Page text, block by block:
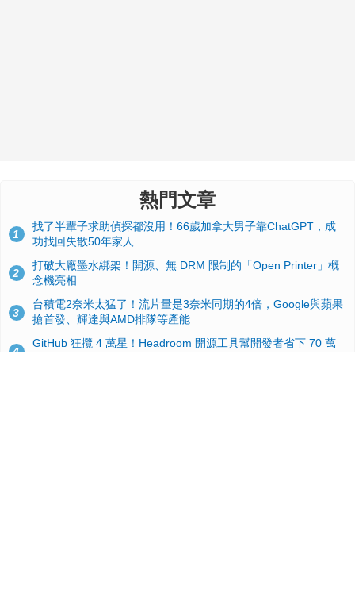
熱門文章
1
找了半輩子求助偵探都沒用！66歲加拿大男子靠ChatGPT，成
功找回失散50年家人
2
打破大廠墨水綁架！開源、無 DRM 限制的「Open Printer」概
念機亮相
3
台積電2奈米太猛了！流片量是3奈米同期的4倍，Google與蘋果
搶首發、輝達與AMD排隊等產能
4
GitHub 狂攬 4 萬星！Headroom 開源工具幫開發者省下 70 萬